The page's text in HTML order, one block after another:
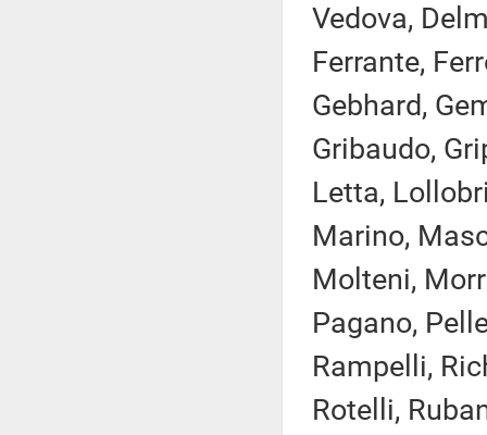
Vedova,
Ferrante,
Gebhard,
Gribaudo,
Letta,
Marino,
Molteni,
Pagano,
Rampelli,
Rotelli,